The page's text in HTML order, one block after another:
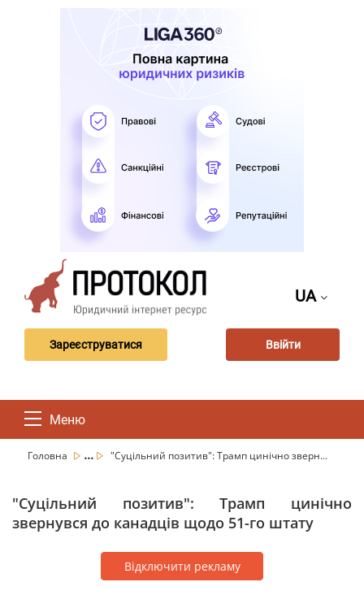
UA
Зареєструватися Ввійти
Меню
Головна ... "Суцільний позитив": Трамп цинічно зверн...
"Суцільний позитив": Трамп цинічно
звернувся до канадців щодо 51-го штату
Відключити рекламу